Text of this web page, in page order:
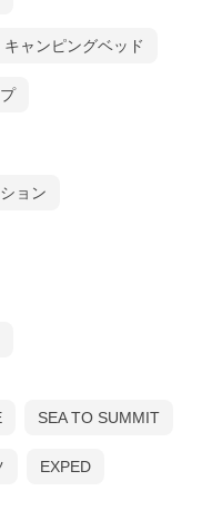
キャンピングベッド
ョン
SEA TO SUMMIT
EXPED